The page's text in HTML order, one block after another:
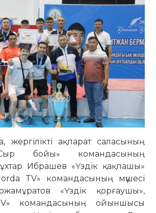
жергілікті ақпарат саласының
бойы» командасының
Ибрашев «Үздік қақпашы»
TV» командасының мүшесі
«Үздік қорғаушы»,
командасының ойыншысы